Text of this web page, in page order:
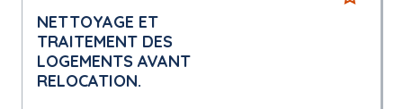
NETTOYAGE ET
TRAITEMENT DES
LOGEMENTS AVANT
RELOCATION.